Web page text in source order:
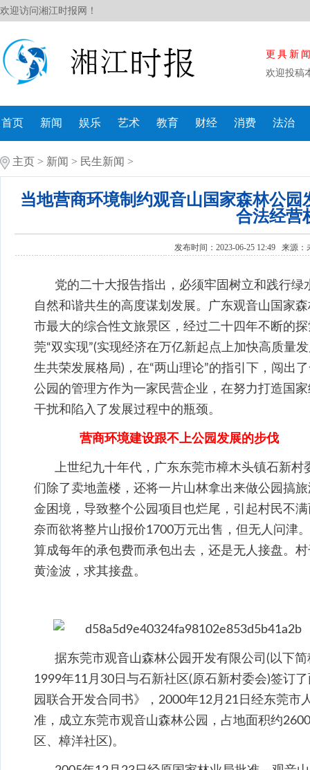
欢迎访问湘江时报网！
更具新
欢迎投稿
首页 新闻 娱乐 艺术 教育 财经 消费 法治
主页 > 新闻 > 民生新闻 >
当地营商环境制约观音山国家森林公
合法经营
发布时间：2023-06-25 12:49 来源：
党的二十大报告指出，必须牢固树立和践行
自然和谐共生的高度谋划发展。广东观音山国家
市最大的综合性文旅景区，经过二十四年不断的
莞“双实现”(实现经济在万亿新起点上加快高质量
生共荣发展格局)，在“两山理论”的指引下，闯出
公园的管理方作为一家民营企业，在努力打造国
干扰和陷入了发展过程中的瓶颈。
营商环境建设跟不上公园发展的步伐
上世纪九十年代，广东东莞市樟木头镇石新
们除了卖地盖楼，还将一片山林拿出来做公园搞
金困境，导致整个公园项目也烂尾，引起村民不
奈而欲将整片山报价1700万元出售，但无人问津
算成每年的承包费而承包出去，还是无人接盘。
黄淦波，求其接盘。
据东莞市观音山森林公园开发有限公司(以下
1999年11月30日与石新社区(原石新村委会)签订
园联合开发合同书》，2000年12月21日经东莞市
准，成立东莞市观音山森林公园，占地面积约
区、樟洋社区)。